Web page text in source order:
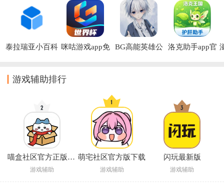
泰拉瑞亚小百科 咪咕游戏app免
BG高能英雄公
洛克助手app官
游戏辅助排行
喵盒社区官方正版下载
游戏辅助
萌宅社区官方版下载
游戏辅助
闪玩最新版
游戏辅助